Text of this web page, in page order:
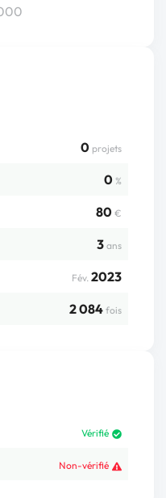
0 projets
0 %
80 €
3 ans
Fév. 2023
2 084 fois
Vérifié
Non-vérifié